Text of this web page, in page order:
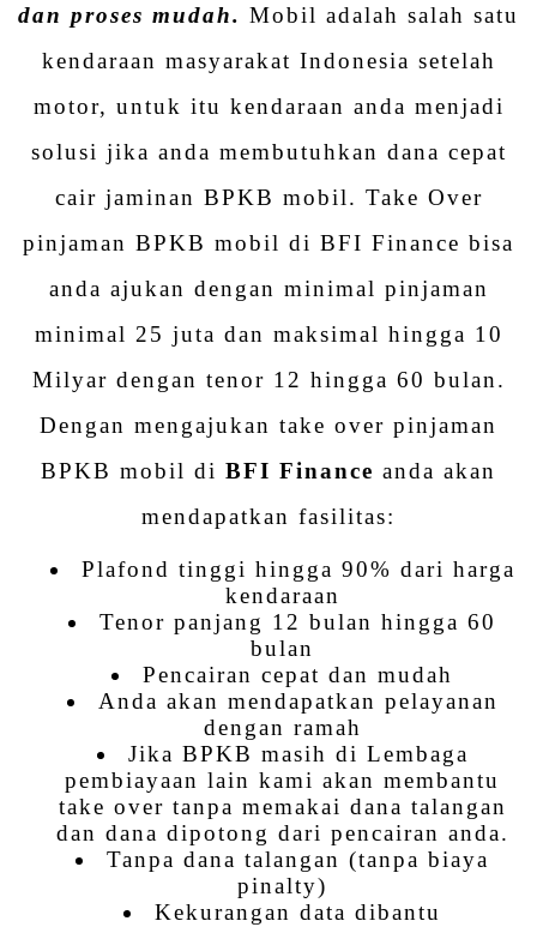
dan proses mudah. Mobil adalah salah satu
kendaraan masyarakat Indonesia setelah
motor, untuk itu kendaraan anda menjadi
solusi jika anda membutuhkan dana cepat
cair jaminan BPKB mobil. Take Over
pinjaman BPKB mobil di BFI Finance bisa
anda ajukan dengan minimal pinjaman
minimal 25 juta dan maksimal hingga 10
Milyar dengan tenor 12 hingga 60 bulan.
Dengan mengajukan take over pinjaman
BPKB mobil di BFI Finance anda akan
mendapatkan fasilitas:
Plafond tinggi hingga 90% dari harga
kendaraan
Tenor panjang 12 bulan hingga 60
bulan
Pencairan cepat dan mudah
Anda akan mendapatkan pelayanan
dengan ramah
Jika BPKB masih di Lembaga
pembiayaan lain kami akan membantu
take over tanpa memakai dana talangan
dan dana dipotong dari pencairan anda.
Tanpa dana talangan (tanpa biaya
pinalty)
Kekurangan data dibantu